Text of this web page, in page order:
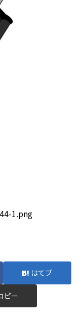
1.png
はてブ
ピー